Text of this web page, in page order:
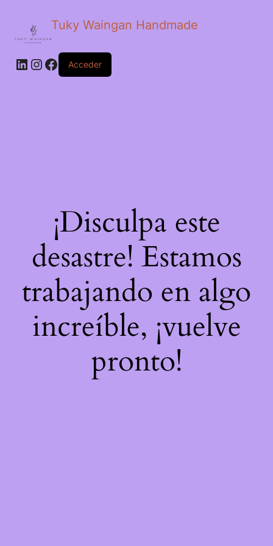
Tuky Waingan Handmade
LinkedIn
Instagram
Facebook
Acceder
¡Disculpa este
desastre! Estamos
trabajando en algo
increíble, ¡vuelve
pronto!